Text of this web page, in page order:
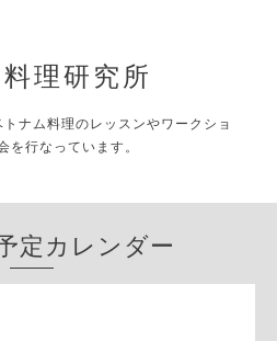
料理研究所
ナム料理のレッスンやワークショ
を行なっています。
定カレンダー